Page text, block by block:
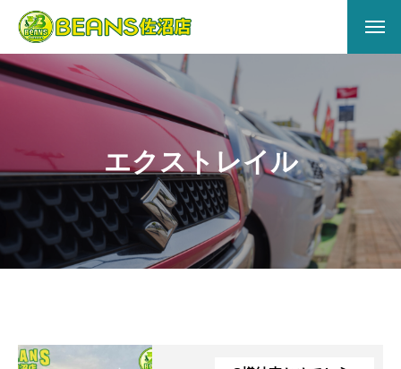
HOME
会社概要
アクセス
店舗情報
キズヘコミ
エクストレイル